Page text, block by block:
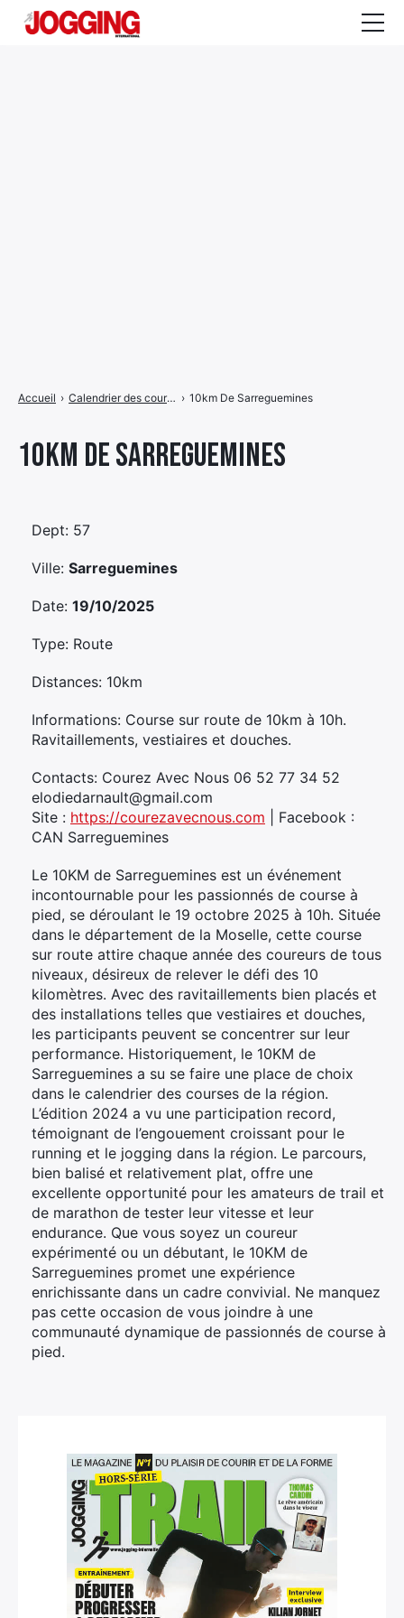
10km De Sarreguemines
Accueil › Calendrier des courses › 10km De Sarreguemines
Dept: 57
Ville: Sarreguemines
Date: 19/10/2025
Type: Route
Distances: 10km
Informations: Course sur route de 10km à 10h.
Ravitaillements, vestiaires et douches.
Contacts: Courez Avec Nous 06 52 77 34 52
elodiedarnault@gmail.com
Site : https://courezavecnous.com | Facebook :
CAN Sarreguemines
Le 10KM de Sarreguemines est un événement
incontournable pour les passionnés de course à
pied, se déroulant le 19 octobre 2025 à 10h. Située
dans le département de la Moselle, cette course
sur route attire chaque année des coureurs de tous
niveaux, désireux de relever le défi des 10
kilomètres. Avec des ravitaillements bien placés et
des installations telles que vestiaires et douches,
les participants peuvent se concentrer sur leur
performance. Historiquement, le 10KM de
Sarreguemines a su se faire une place de choix
dans le calendrier des courses de la région.
L’édition 2024 a vu une participation record,
témoignant de l’engouement croissant pour le
running et le jogging dans la région. Le parcours,
bien balisé et relativement plat, offre une
excellente opportunité pour les amateurs de trail et
de marathon de tester leur vitesse et leur
endurance. Que vous soyez un coureur
expérimenté ou un débutant, le 10KM de
Sarreguemines promet une expérience
enrichissante dans un cadre convivial. Ne manquez
pas cette occasion de vous joindre à une
communauté dynamique de passionnés de course à
pied.
de
ÉlémentÉlément